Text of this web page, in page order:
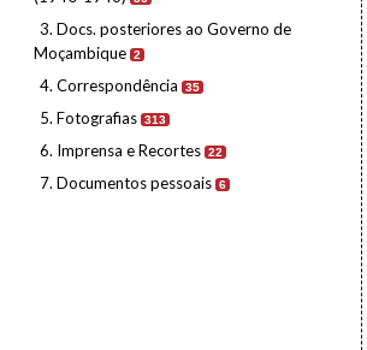
3. Docs. posteriores ao Governo de
Moçambique 2
4. Correspondência 35
5. Fotografias 313
6. Imprensa e Recortes 22
7. Documentos pessoais 6